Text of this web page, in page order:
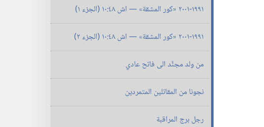
١٩٩١-‏٢٠٠١ «كور المشقة» —‏ اش ٤٨:‏١٠ (‏الجزء ١)‏
١٩٩١-‏٢٠٠١ «كور المشقة» —‏ اش ٤٨:‏١٠ (‏الجزء ٢)‏
من ولد مجنَّد الى فاتح عادي
نجونا من المقاتلين المتمردين
رجل برج المراقبة